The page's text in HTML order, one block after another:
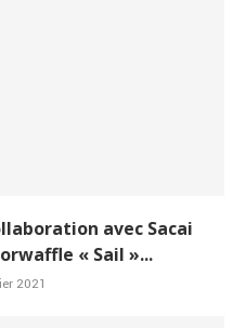
avec Sacai
« Sail »...
2021